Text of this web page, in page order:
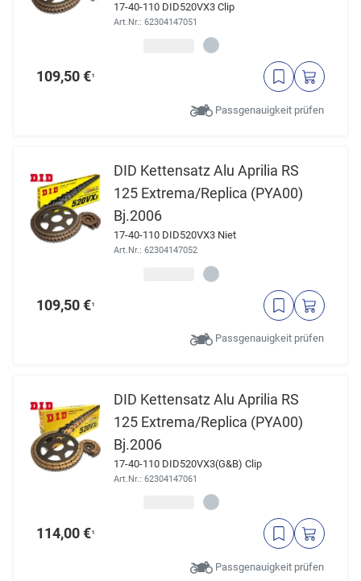
17-40-110 DID520VX3 Clip
Art.Nr.: 62304147051
109,50 €¹
Passgenauigkeit prüfen
DID Kettensatz Alu Aprilia RS
125 Extrema/Replica (PYA00)
Bj.2006
17-40-110 DID520VX3 Niet
Art.Nr.: 62304147052
109,50 €¹
Passgenauigkeit prüfen
DID Kettensatz Alu Aprilia RS
125 Extrema/Replica (PYA00)
Bj.2006
17-40-110 DID520VX3(G&B) Clip
Art.Nr.: 62304147061
114,00 €¹
Passgenauigkeit prüfen